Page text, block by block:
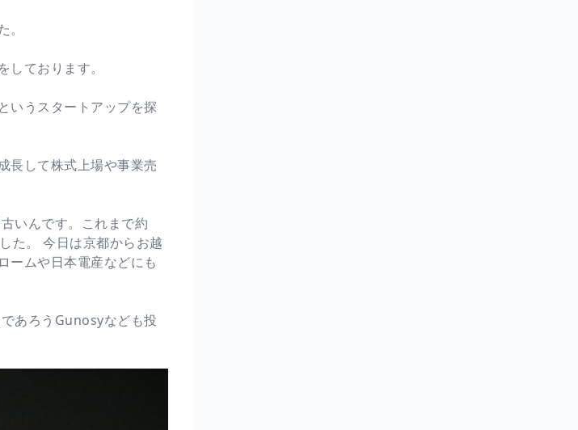
ております。
いうスタートアップを探
長して株式上場や事業売
いんです。これまで約
た。 今日は京都からお越
ームや日本電産などにも
あろうGunosyなども投